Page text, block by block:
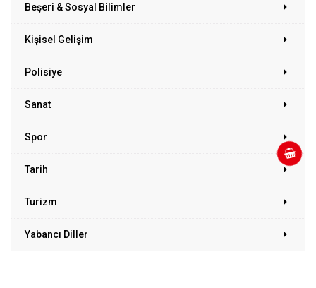
Beşeri & Sosyal Bilimler
Kişisel Gelişim
Polisiye
Sanat
Spor
Tarih
Turizm
Yabancı Diller